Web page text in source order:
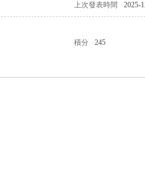
上次發表時間 2025-
積分
245